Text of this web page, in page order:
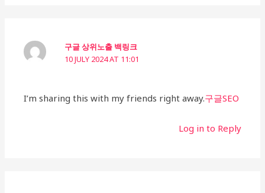
구글 상위노출 백링크
10 JULY 2024 AT 11:01
I’m sharing this with my friends right away.구글SEO
Log in to Reply